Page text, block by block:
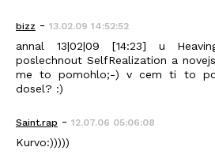
bizz - 13.02.09 14:52:52
annal 13|02|09 [14:23] u
poslechnout SelfRealization a
me to pomohlo;-) v cem ti to
dosel? :)
Saint.rap - 12.07.06 05:06:08
Kurvo:)))))